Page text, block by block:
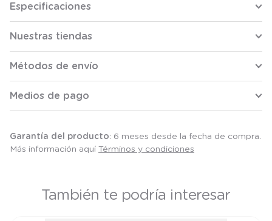
Especificaciones
Nuestras tiendas
Métodos de envío
Medios de pago
Garantía del producto: 6 meses desde la fecha de compra.
Más información aquí Términos y condiciones
También te podría interesar